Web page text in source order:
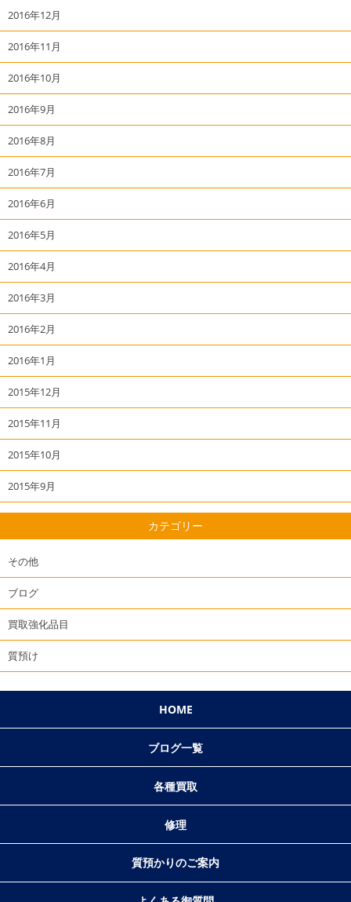
2016年12月
2016年11月
2016年10月
2016年9月
2016年8月
2016年7月
2016年6月
2016年5月
2016年4月
2016年3月
2016年2月
2016年1月
2015年12月
2015年11月
2015年10月
2015年9月
カテゴリー
その他
ブログ
買取強化品目
質預け
HOME
ブログ一覧
各種買取
修理
質預かりのご案内